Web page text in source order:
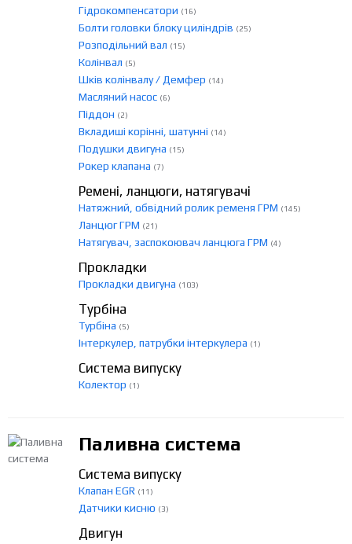
Гідрокомпенсатори (16)
Болти головки блоку циліндрів (25)
Розподільний вал (15)
Колінвал (5)
Шків колінвалу / Демфер (14)
Масляний насос (6)
Піддон (2)
Вкладиші корінні, шатунні (14)
Подушки двигуна (15)
Рокер клапана (7)
Ремені, ланцюги, натягувачі
Натяжний, обвідний ролик ременя ГРМ (145)
Ланцюг ГРМ (21)
Натягувач, заспокоювач ланцюга ГРМ (4)
Прокладки
Прокладки двигуна (103)
Турбіна
Турбіна (5)
Інтеркулер, патрубки інтеркулера (1)
Система випуску
Колектор (1)
Паливна система
Система випуску
Клапан EGR (11)
Датчики кисню (3)
Двигун